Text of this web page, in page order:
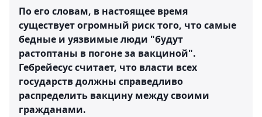
По его словам, в настоящее время
существует огромный риск того, что самые
бедные и уязвимые люди "будут
растоптаны в погоне за вакциной".
Гебрейесус считает, что власти всех
государств должны справедливо
распределить вакцину между своими
гражданами.